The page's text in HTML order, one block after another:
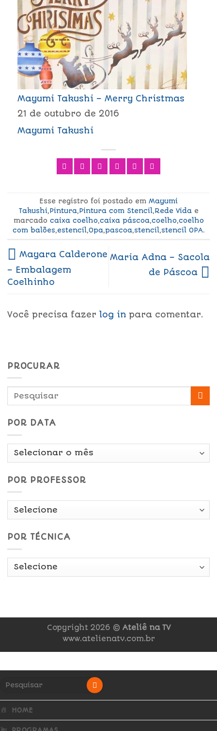
Mayumi Takushi – Merry Christmas
21 de outubro de 2016
Mayumi Takushi
Esse registro foi postado em Mayumi
Takushi,Pintura,Pintura com Stencil,Rede Vidae
marcado caixa coelho,caixa páscoa,coelho,coelho
com balões,estencil,Opa,pascoa,stencil,stencil OPA.
Mayara Calderone
– Embalagem
Coelhinho
Maria Adna – Sacola
de Páscoa
Você precisa fazer log in para comentar.
PROCURAR
POR DATA
Por
POR PROFESSOR
POR TÉCNICA
Copyright 2026 © Ateliê na TV
www.atelienatv.com.br
HOME